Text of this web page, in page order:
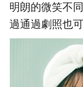
明朗的微笑不
過通過劇照也